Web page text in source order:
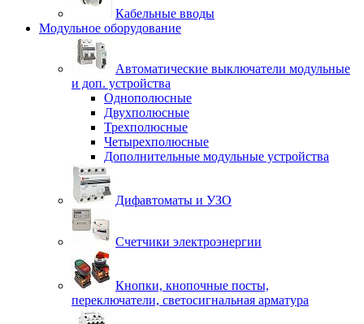
Кабельные вводы
Модульное оборудование
Автоматические выключатели модульные
и доп. устройства
Однополюсные
Двухполюсные
Трехполюсные
Четырехполюсные
Дополнительные модульные устройства
Дифавтоматы и УЗО
Счетчики электроэнергии
Кнопки, кнопочные посты,
переключатели, светосигнальная арматура